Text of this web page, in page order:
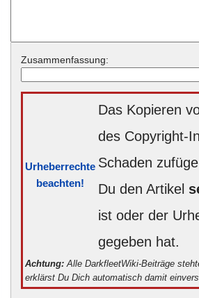
Zusammenfassung:
Urheberrechte
beachten!
Das Kopieren
des Copyright-
Schaden
Du den Artikel
ist oder der
gegeben hat.
Achtung: Alle DarkfleetWiki-Beiträge
erklärst Du Dich automatisch damit